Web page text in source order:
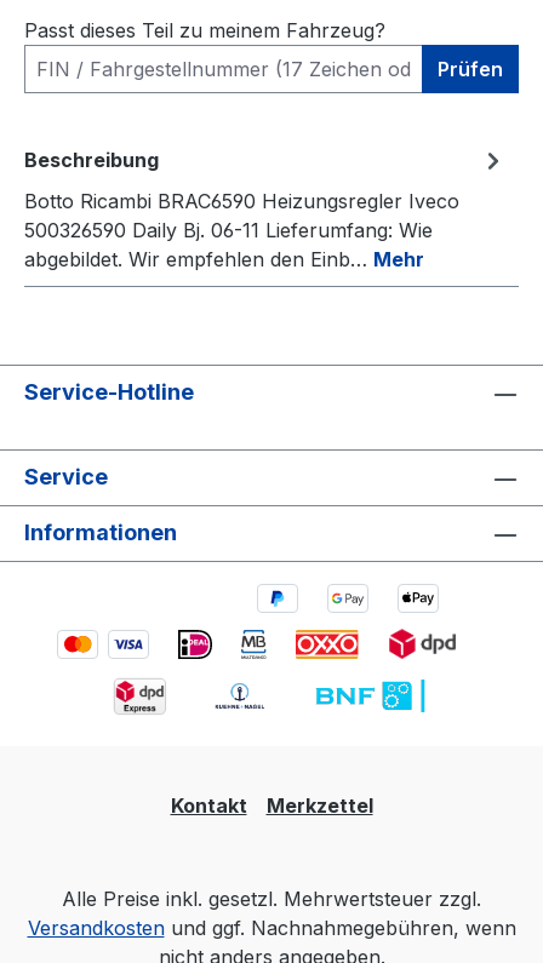
Passt dieses Teil zu meinem Fahrzeug?
Prüfen
Beschreibung
Botto Ricambi BRAC6590 Heizungsregler Iveco
500326590 Daily Bj. 06-11 Lieferumfang: Wie
abgebildet. Wir empfehlen den Einb… Mehr
Service-Hotline
Service
Informationen
Kontakt Merkzettel
Alle Preise inkl. gesetzl. Mehrwertsteuer zzgl.
Versandkostenund ggf. Nachnahmegebühren, wenn
nicht anders angegeben.